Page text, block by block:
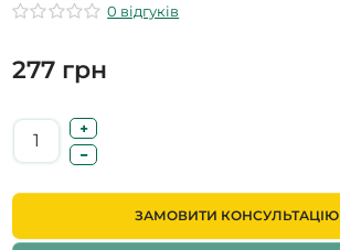
0 відгуків
277 грн
ЗАМОВИТИ КОНСУЛЬТАЦІЮ